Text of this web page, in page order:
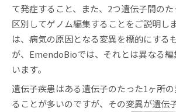
て発症すること、また、2つ遺伝子間の
区別してゲノム編集することをご説明し
は、病気の原因となる変異を標的にする
が、EmendoBioでは、それとは異なる
います。
遺伝子疾患はある遺伝子のたった1ヶ所
ることが多いのですが、その変異が遺伝